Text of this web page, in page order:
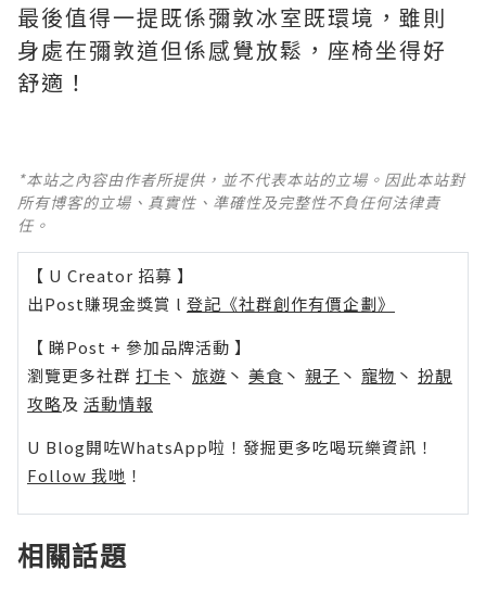
最後值得一提既係彌敦冰室既環境，雖則
身處在彌敦道但係感覺放鬆，座椅坐得好
舒適！
*本站之內容由作者所提供，並不代表本站的立場。因此本站對
所有博客的立場、真實性、準確性及完整性不負任何法律責
任。
【 U Creator 招募 】
出Post賺現金獎賞 l 登記《社群創作有價企劃》
【 睇Post + 參加品牌活動 】
瀏覽更多社群 打卡 丶 旅遊 丶 美食 丶 親子 丶 寵物 丶 扮靚
攻略及 活動情報
U Blog開咗WhatsApp啦！發掘更多吃喝玩樂資訊！
Follow 我哋 ！
相關話題